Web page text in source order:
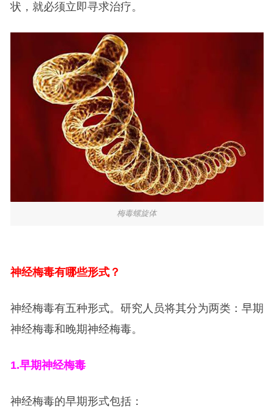
状，就必须立即寻求治疗。
梅毒螺旋体
神经梅毒有哪些形式？
神经梅毒有五种形式。研究人员将其分为两类：早期
神经梅毒和晚期神经梅毒。
1.早期神经梅毒
神经梅毒的早期形式包括：